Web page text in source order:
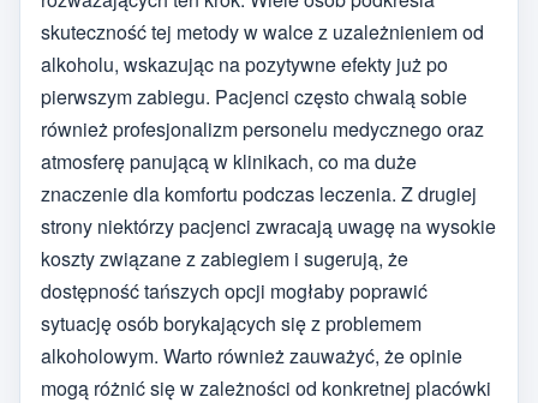
skuteczność tej metody w walce z uzależnieniem od
alkoholu, wskazując na pozytywne efekty już po
pierwszym zabiegu. Pacjenci często chwalą sobie
również profesjonalizm personelu medycznego oraz
atmosferę panującą w klinikach, co ma duże
znaczenie dla komfortu podczas leczenia. Z drugiej
strony niektórzy pacjenci zwracają uwagę na wysokie
koszty związane z zabiegiem i sugerują, że
dostępność tańszych opcji mogłaby poprawić
sytuację osób borykających się z problemem
alkoholowym. Warto również zauważyć, że opinie
mogą różnić się w zależności od konkretnej placówki